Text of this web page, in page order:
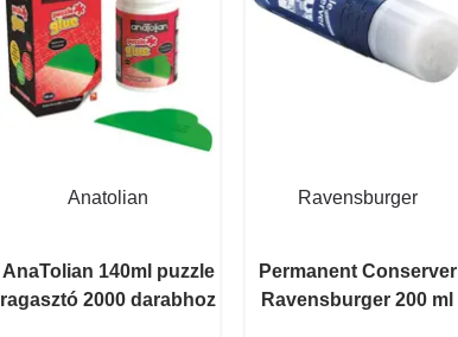
Anatolian
AnaTolian 140ml puzzle
ragasztó 2000 darabhoz
Ravensburger
Permanent Conserver
Ravensburger 200 ml